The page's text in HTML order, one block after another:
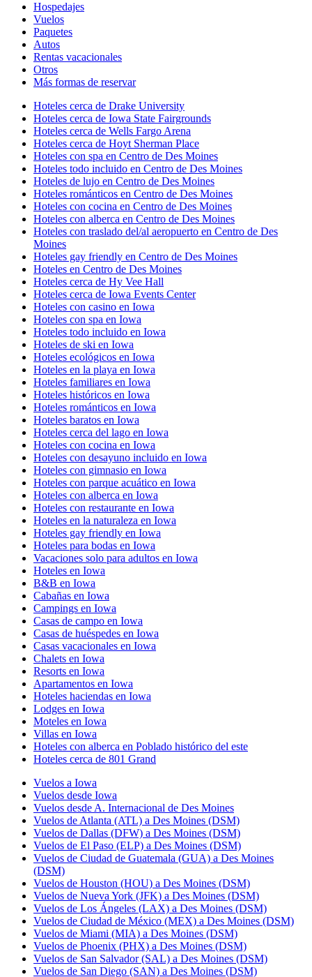
Hospedajes
Vuelos
Paquetes
Autos
Rentas vacacionales
Otros
Más formas de reservar
Hoteles cerca de Drake University
Hoteles cerca de Iowa State Fairgrounds
Hoteles cerca de Wells Fargo Arena
Hoteles cerca de Hoyt Sherman Place
Hoteles con spa en Centro de Des Moines
Hoteles todo incluido en Centro de Des Moines
Hoteles de lujo en Centro de Des Moines
Hoteles románticos en Centro de Des Moines
Hoteles con cocina en Centro de Des Moines
Hoteles con alberca en Centro de Des Moines
Hoteles con traslado del/al aeropuerto en Centro de Des
Moines
Hoteles gay friendly en Centro de Des Moines
Hoteles en Centro de Des Moines
Hoteles cerca de Hy Vee Hall
Hoteles cerca de Iowa Events Center
Hoteles con casino en Iowa
Hoteles con spa en Iowa
Hoteles todo incluido en Iowa
Hoteles de ski en Iowa
Hoteles ecológicos en Iowa
Hoteles en la playa en Iowa
Hoteles familiares en Iowa
Hoteles históricos en Iowa
Hoteles románticos en Iowa
Hoteles baratos en Iowa
Hoteles cerca del lago en Iowa
Hoteles con cocina en Iowa
Hoteles con desayuno incluido en Iowa
Hoteles con gimnasio en Iowa
Hoteles con parque acuático en Iowa
Hoteles con alberca en Iowa
Hoteles con restaurante en Iowa
Hoteles en la naturaleza en Iowa
Hoteles gay friendly en Iowa
Hoteles para bodas en Iowa
Vacaciones solo para adultos en Iowa
Hoteles en Iowa
B&B en Iowa
Cabañas en Iowa
Campings en Iowa
Casas de campo en Iowa
Casas de huéspedes en Iowa
Casas vacacionales en Iowa
Chalets en Iowa
Resorts en Iowa
Apartamentos en Iowa
Hoteles haciendas en Iowa
Lodges en Iowa
Moteles en Iowa
Villas en Iowa
Hoteles con alberca en Poblado histórico del este
Hoteles cerca de 801 Grand
Vuelos a Iowa
Vuelos desde Iowa
Vuelos desde A. Internacional de Des Moines
Vuelos de Atlanta (ATL) a Des Moines (DSM)
Vuelos de Dallas (DFW) a Des Moines (DSM)
Vuelos de El Paso (ELP) a Des Moines (DSM)
Vuelos de Ciudad de Guatemala (GUA) a Des Moines
(DSM)
Vuelos de Houston (HOU) a Des Moines (DSM)
Vuelos de Nueva York (JFK) a Des Moines (DSM)
Vuelos de Los Ángeles (LAX) a Des Moines (DSM)
Vuelos de Ciudad de México (MEX) a Des Moines (DSM)
Vuelos de Miami (MIA) a Des Moines (DSM)
Vuelos de Phoenix (PHX) a Des Moines (DSM)
Vuelos de San Salvador (SAL) a Des Moines (DSM)
Vuelos de San Diego (SAN) a Des Moines (DSM)